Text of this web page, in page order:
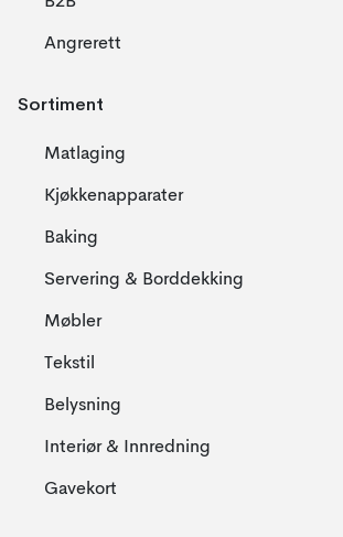
Angrerett
Sortiment
Matlaging
Kjøkkenapparater
Baking
Servering & Borddekking
Møbler
Tekstil
Belysning
Interiør & Innredning
Gavekort